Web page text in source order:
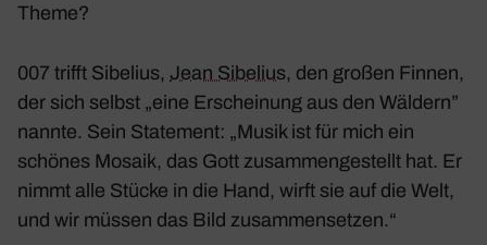
Theme?
007 trifft Sibe­lius, Jean Sibe­lius, den großen Finnen,
der sich selbst „eine Erschei­nung aus den Wäldern”
nannte. Sein State­ment: „Musik ist für mich ein
schönes Mosaik, das Gott zusam­men­ge­stellt hat. Er
nimmt alle Stücke in die Hand, wirft sie auf die Welt,
und wir müssen das Bild zusam­men­setzen.“